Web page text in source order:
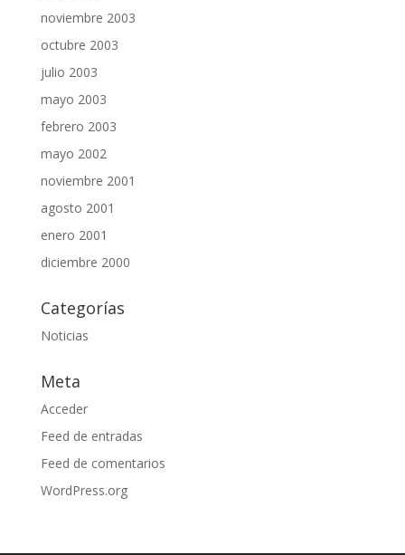
noviembre 2003
octubre 2003
julio 2003
mayo 2003
febrero 2003
mayo 2002
noviembre 2001
agosto 2001
enero 2001
diciembre 2000
Categorías
Noticias
Meta
Acceder
Feed de entradas
Feed de comentarios
WordPress.org